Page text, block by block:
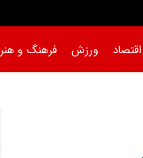
اقتصاد ورزش فرهنگ و هنر